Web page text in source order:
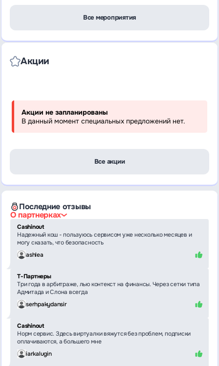
Все мероприятия
Акции
Акции не запланированы
В данный момент специальных предложений нет.
Все акции
Последние отзывы
О партнерках
Cashinout
Надежный кош - пользуюсь сервисом уже несколько месяцев и
могу сказать, что безопасность
ashlea
Т-Партнеры
Три года в арбитраже, лью контекст на финансы. Через сетки типа
Адмитада и Слона всегда
serhpakydansir
Cashinout
Норм сервис. Здесь виртуалки вяжутся без проблем, подписки
оплачиваются, а большего мне
iarkalugin